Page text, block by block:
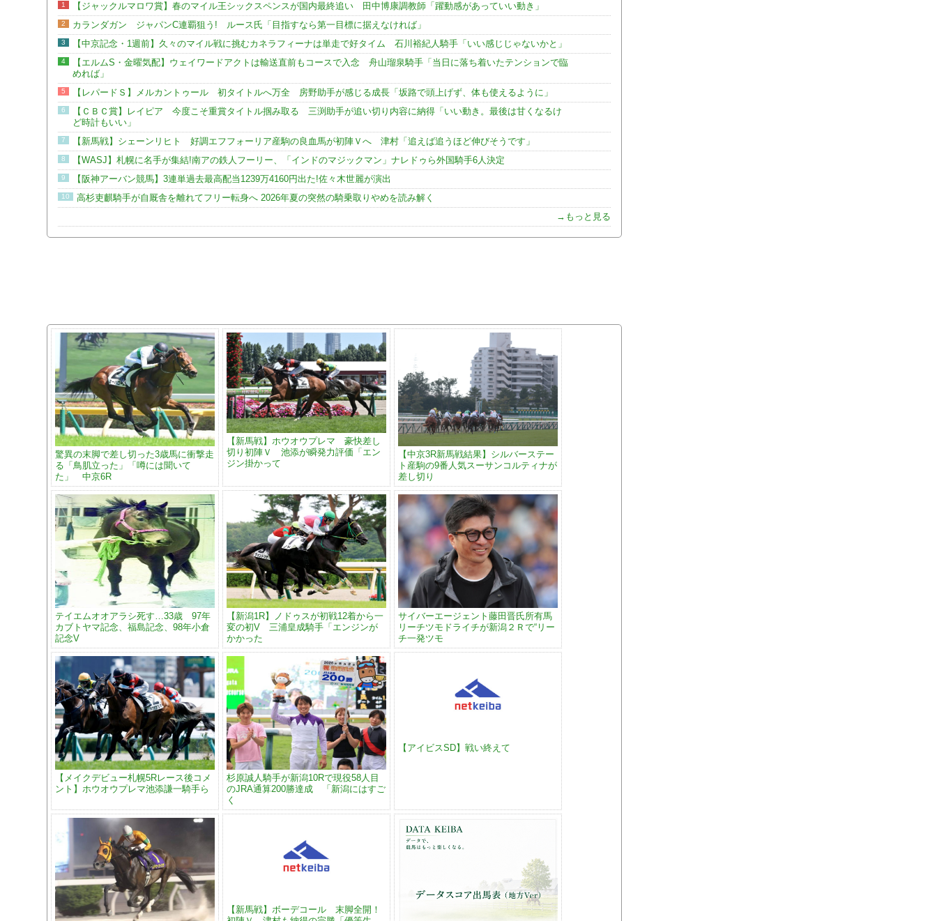
1 【ジャックルマロワ賞】春のマイル王シックスペンスが国内最終追い 田中博康調教師「躍動感があっていい動き」
2 カランダガン ジャパンC連覇狙う! ルース氏「目指すなら第一目標に据えなければ」
3 【中京記念・1週前】久々のマイル戦に挑むカネラフィーナは単走で好タイム 石川裕紀人騎手「いい感じじゃないかと」
4
【エルムS・金曜気配】ウェイワードアクトは輸送直前もコースで入念 舟山瑠泉騎手「当日に落ち着いたテンションで臨
めれば」
5 【レパードＳ】メルカントゥール 初タイトルへ万全 房野助手が感じる成長「坂路で頭上げず、体も使えるように」
6
【ＣＢＣ賞】レイピア 今度こそ重賞タイトル掴み取る 三渕助手が追い切り内容に納得「いい動き。最後は甘くなるけ
ど時計もいい」
7 【新馬戦】シェーンリヒト 好調エフフォーリア産駒の良血馬が初陣Ｖへ 津村「追えば追うほど伸びそうです」
8 【WASJ】札幌に名手が集結!南アの鉄人フーリー、「インドのマジックマン」ナレドゥら外国騎手6人決定
9 【阪神アーバン競馬】3連単過去最高配当1239万4160円出た!佐々木世麗が演出
10
高杉吏麒騎手が自厩舎を離れてフリー転身へ 2026年夏の突然の騎乗取りやめを読み解く
→もっと見る
驚異の末脚で差し切った3歳馬に衝撃走
る「鳥肌立った」「噂には聞いて
た」 中京6R
【新馬戦】ホウオウプレマ 豪快差し
切り初陣Ｖ 池添が瞬発力評価「エン
ジン掛かって
【中京3R新馬戦結果】シルバーステー
ト産駒の9番人気スーサンコルティナが
差し切り
テイエムオオアラシ死す…33歳 97年
カブトヤマ記念、福島記念、98年小倉
記念V
【新潟1R】ノドゥスが初戦12着から一
変の初V 三浦皇成騎手「エンジンが
かかった
サイバーエージェント藤田晋氏所有馬
リーチツモドライチが新潟２Ｒで“リー
チ一発ツモ
【メイクデビュー札幌5Rレース後コメ
ント】ホウオウプレマ池添謙一騎手ら
杉原誠人騎手が新潟10Rで現役58人目
のJRA通算200勝達成 「新潟にはすご
く
【アイビスSD】戦い終えて
【新馬戦】ボーデコール 末脚全開！